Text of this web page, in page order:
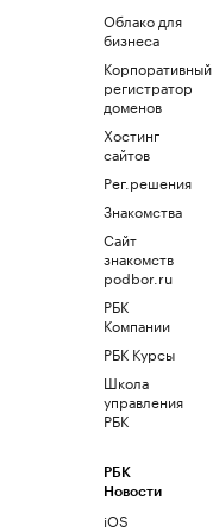
Облако для
бизнеса
Корпоративный
регистратор
доменов
Хостинг
сайтов
Рег.решения
Знакомства
Сайт
знакомств
podbor.ru
РБК
Компании
РБК Курсы
Школа
управления
РБК
РБК
Новости
iOS